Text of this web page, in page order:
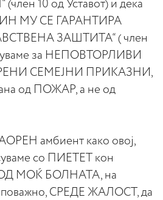
10 од Уставот) и дека
МУ СЕ ГАРАНТИРА
ЗАШТИТА“ ( член
за НЕПОВТОРЛИВИ
СЕМЕЈНИ ПРИКАЗНИ,
од ПОЖАР, а не од
амбиент како овој,
со ПИЕТЕТ кон
ОД МОЌ БОЛНАТА, на
СРЕДЕ ЖАЛОСТ, да